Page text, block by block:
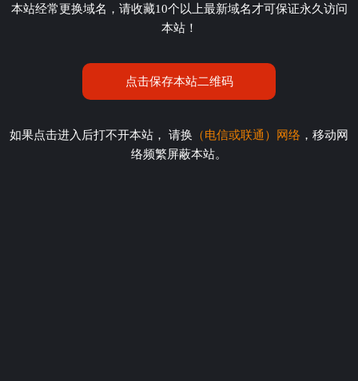
本站经常更换域名，请收藏10个以上最新域名才可保证永久访问
本站！
点击保存本站二维码
如果点击进入后打不开本站， 请换 （电信或联通）网络 ，移动网
络频繁屏蔽本站。